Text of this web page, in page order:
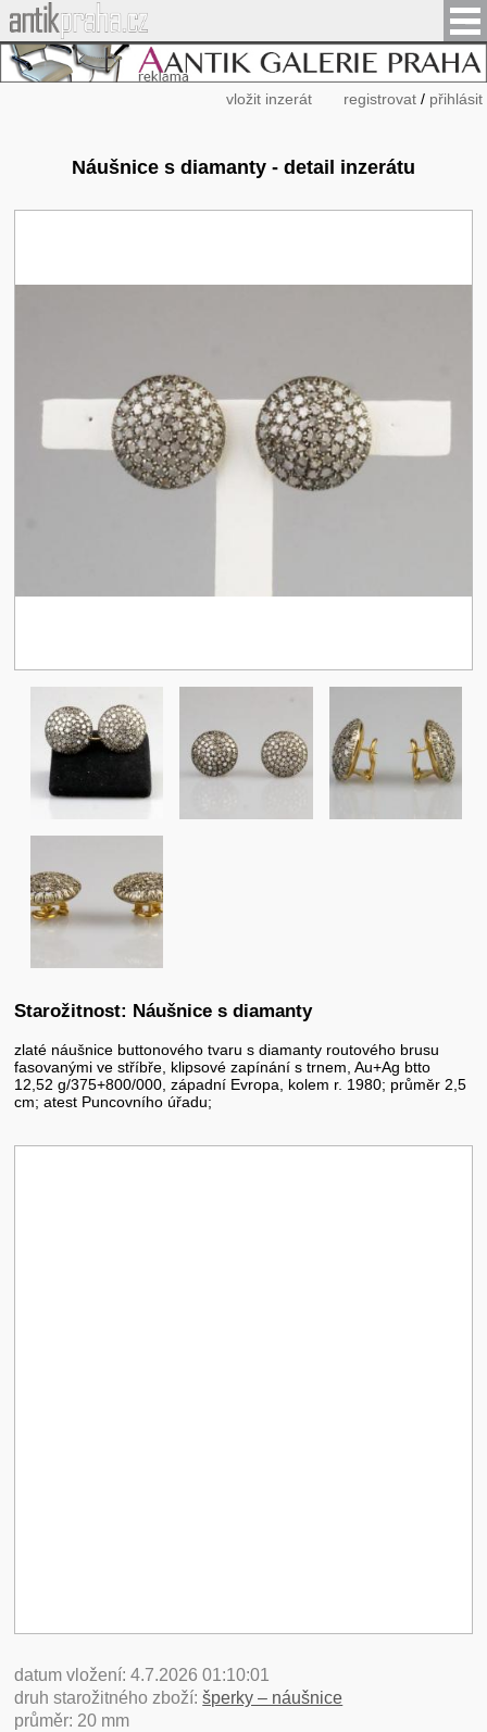
vložit inzerát registrovat/ přihlásit
Náušnice s diamanty - detail inzerátu
Starožitnost: Náušnice s diamanty
zlaté náušnice buttonového tvaru s diamanty routového brusu
fasovanými ve stříbře, klipsové zapínání s trnem, Au+Ag btto
12,52 g/375+800/000, západní Evropa, kolem r. 1980; průměr 2,5
cm; atest Puncovního úřadu;
datum vložení: 4.7.2026 01:10:01
druh starožitného zboží:šperky – náušnice
průměr: 20 mm